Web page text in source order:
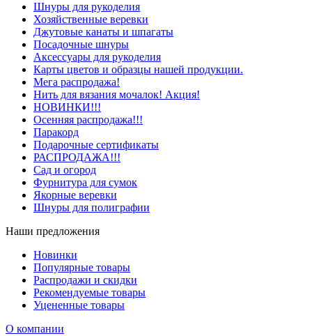
Шнуры для рукоделия
Хозяйственные веревки
Джутовые канаты и шпагаты
Посадочные шнуры
Аксессуары для рукоделия
Карты цветов и образцы нашей продукции.
Мега распродажа!
Нить для вязания мочалок! Акция!
НОВИНКИ!!!
Осенняя распродажа!!!
Паракорд
Подарочные сертификаты
РАСПРОДАЖА!!!
Сад и огород
Фурнитура для сумок
Якорные веревки
Шнуры для полиграфии
Наши предложения
Новинки
Популярные товары
Распродажи и скидки
Рекомендуемые товары
Уцененные товары
О компании